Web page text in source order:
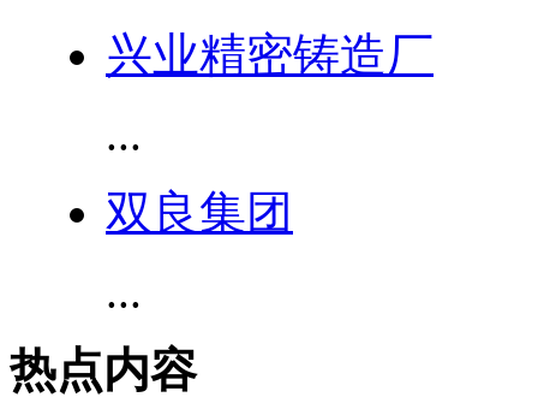
兴业精密铸造厂
...
双良集团
...
热点内容